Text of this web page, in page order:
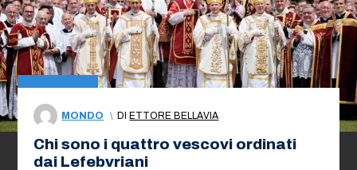
MONDO \ DI ETTORE BELLAVIA
Chi sono i quattro vescovi ordinati
dai Lefebvriani